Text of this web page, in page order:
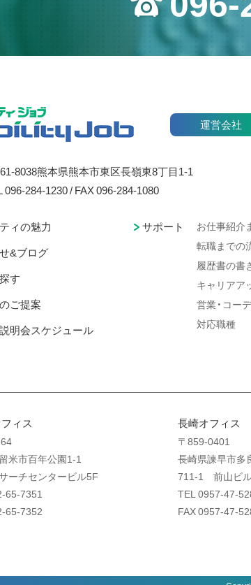
運営会社
8038熊本県熊本市東区長嶺東8丁目1-1
096-284-1230 / FAX 096-284-1080
ィの魅力
&ブログ
す
ご提案
明会スケジュール
サポート
お仕事紹介
転職までの
履歴書の書
キャリアア
営業・コー
対応職種
ィス
米市百年公園1-1
ーチセンタービル5F
65-7351
65-7352
長崎オフィス
〒859-0401
長崎県諫早市多
711-1 前山ビ
TEL 0957-47-
FAX 0957-47-